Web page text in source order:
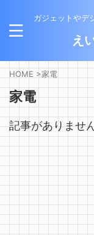
ガジェットやデ
え
HOME >家電
家電
記事がありませ